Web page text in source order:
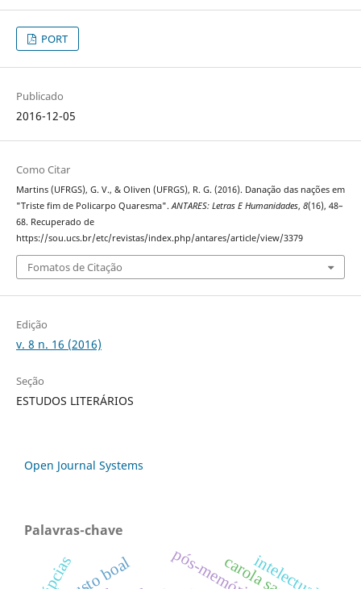
PORT
Publicado
2016-12-05
Como Citar
Martins (UFRGS), G. V., & Oliven (UFRGS), R. G. (2016). Danação das nações em
"Triste fim de Policarpo Quaresma".ANTARES: Letras E Humanidades, 8(16), 48–
68. Recuperado de
https://sou.ucs.br/etc/revistas/index.php/antares/article/view/3379
Fomatos de Citação
Edição
v. 8 n. 16 (2016)
Seção
ESTUDOS LITERÁRIOS
Open Journal Systems
Palavras-chave
pós-memóriaintelectual